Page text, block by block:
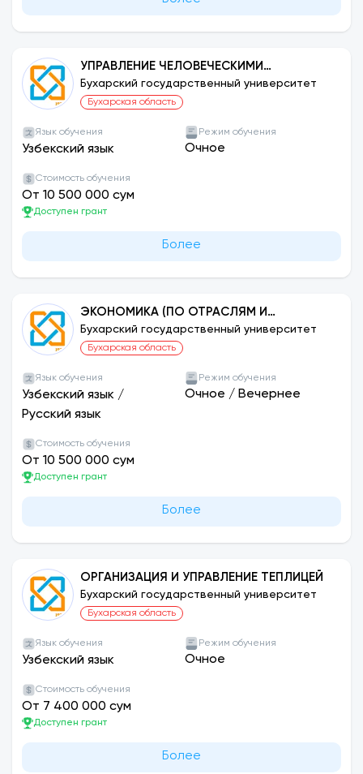
УПРАВЛЕНИЕ ЧЕЛОВЕЧЕСКИМИ
РЕСУРСАМИ
Бухарский государственный университет
Бухарская область
Язык обучения
Узбекский язык
Режим обучения
Очное
Стоимость обучения
От 10 500 000 сум
Доступен грант
Более
ЭКОНОМИКА (ПО ОТРАСЛЯМ И
ОТРАСЛЯМ)
Бухарский государственный университет
Бухарская область
Язык обучения
Узбекский язык /
Русский язык
Режим обучения
Очное / Вечернее
Стоимость обучения
От 10 500 000 сум
Доступен грант
Более
ОРГАНИЗАЦИЯ И УПРАВЛЕНИЕ ТЕПЛИЦЕЙ
Бухарский государственный университет
Бухарская область
Язык обучения
Узбекский язык
Режим обучения
Очное
Стоимость обучения
От 7 400 000 сум
Доступен грант
Более